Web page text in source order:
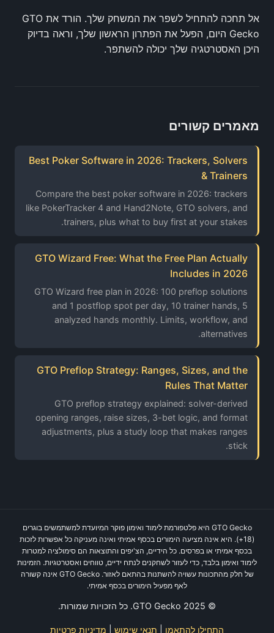
אל תחכה להתחיל לשפר את המשחק שלך. הורד את GTO
Gecko היום, הפעל את הפתרון הראשון שלך, וראה בדיוק
היכן האסטרטגיה שלך יכולה להשתפר.
מאמרים קשורים
Best Poker Software in 2026: Trackers, Solvers
& Trainers
Compare the best poker software in 2026: trackers
like PokerTracker 4 and Hand2Note, GTO solvers, and
trainers, plus what to buy first at your stakes.
GTO Wizard Free: What the Free Plan Actually
Includes in 2026
GTO Wizard free plan in 2026: 100 preflop solutions
and 1 postflop spot per day, 10 trainer hands, 5
analyzed hands monthly. Limits, workflow, and
alternatives.
GTO Preflop Strategy: Ranges, Sizes, and the
Rules That Matter
GTO preflop strategy explained: solver-derived
opening ranges, raise sizes, 3-bet logic, and format
adjustments, plus a study loop that makes ranges
stick.
GTO Gecko היא פלטפורמת לימוד ואימון פוקר המיועדת למשתמשים בוגרים
(18+). היא אינה מציעה הימורים בכסף אמיתי ואינה מעניקה כל אפשרות לזכות
בכסף אמיתי או בפרסים. כל הידיים, הצ'יפים והתוצאות הם סימולציה למטרות
לימוד ואימון בלבד, כדי לעזור לשחקנים לנתח ידיים, טווחים ואסטרטגיות. הזמינות
של חלק מהתכונות עשויה להשתנות בהתאם לאזור. GTO Gecko אינה קשורה
לאף מפעיל הימורים בכסף אמיתי.
© 2025 GTO Gecko. כל הזכויות שמורות.
התחילו להתאמן תנאי שימוש מדיניות פרטיות